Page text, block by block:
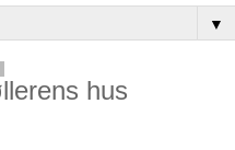
▼
hus